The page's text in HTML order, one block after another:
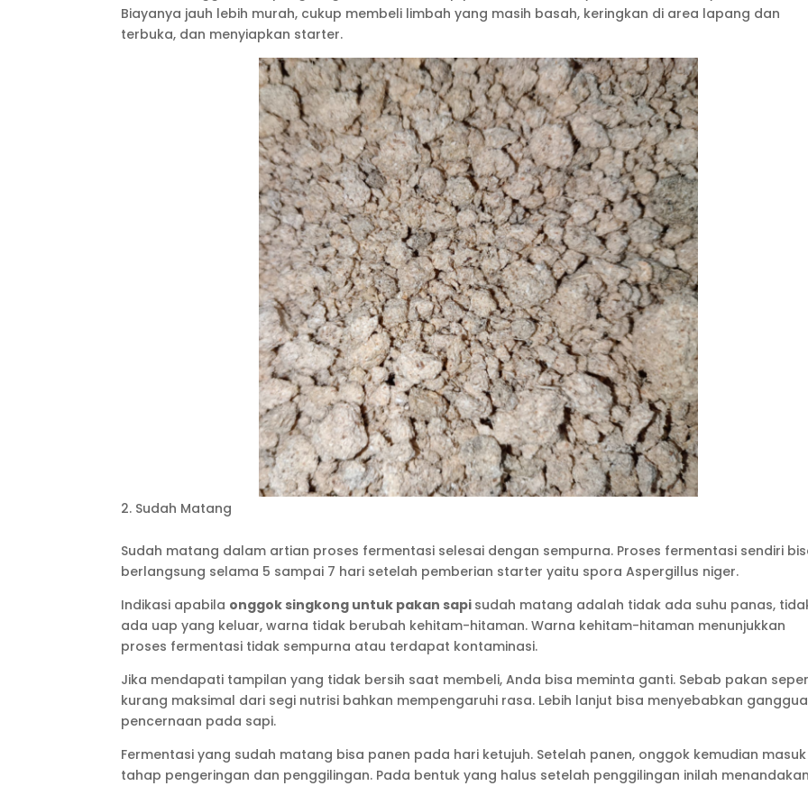
Biayanya jauh lebih murah, cukup membeli limbah yang masih basah, keringkan di area lapang dan
terbuka, dan menyiapkan starter.
Sudah Matang
Sudah matang dalam artian proses fermentasi selesai dengan sempurna. Proses fermentasi sendiri
berlangsung selama 5 sampai 7 hari setelah pemberian starter yaitu spora Aspergillus niger.
Indikasi apabila onggok singkong untuk pakan sapi sudah matang adalah tidak ada suhu panas,
ada uap yang keluar, warna tidak berubah kehitam-hitaman. Warna kehitam-hitaman menunjukkan
proses fermentasi tidak sempurna atau terdapat kontaminasi.
Jika mendapati tampilan yang tidak bersih saat membeli, Anda bisa meminta ganti. Sebab pakan
kurang maksimal dari segi nutrisi bahkan mempengaruhi rasa. Lebih lanjut bisa menyebabkan
pencernaan pada sapi.
Fermentasi yang sudah matang bisa panen pada hari ketujuh. Setelah panen, onggok kemudian
tahap pengeringan dan penggilingan. Pada bentuk yang halus setelah penggilingan inilah menandakan